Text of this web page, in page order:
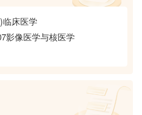
临床医学
影像医学与核医学